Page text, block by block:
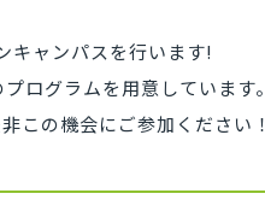
キャンパスを行います!
ログラムを用意しています。
この機会にご参加ください！